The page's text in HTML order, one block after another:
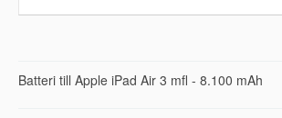
Batteri till Apple iPad Air 3 mfl - 8.100 mAh